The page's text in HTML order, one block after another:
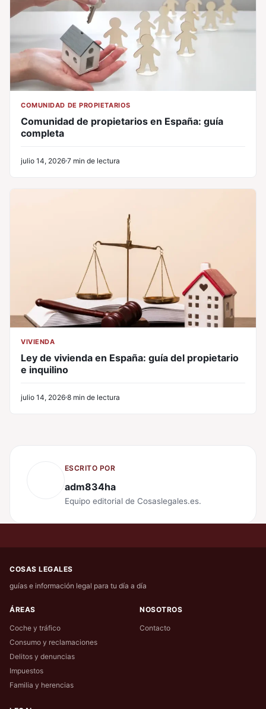
COMUNIDAD DE PROPIETARIOS
Comunidad de propietarios en España: guía
completa
julio 14, 2026 7 min de lectura
VIVIENDA
Ley de vivienda en España: guía del propietario
e inquilino
julio 14, 2026 8 min de lectura
ESCRITO POR
adm834ha
Equipo editorial de Cosaslegales.es.
COSAS LEGALES
guías e información legal para tu día a día
ÁREAS
Coche y tráfico
Consumo y reclamaciones
Delitos y denuncias
Impuestos
Familia y herencias
NOSOTROS
Contacto